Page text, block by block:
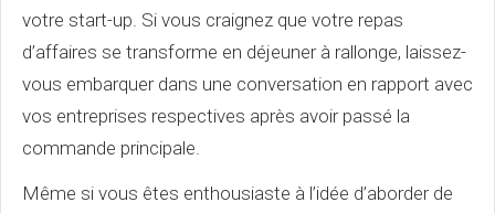
votre start-up. Si vous craignez que votre repas
d’affaires se transforme en déjeuner à rallonge, laissez-
vous embarquer dans une conversation en rapport avec
vos entreprises respectives après avoir passé la
commande principale.
Même si vous êtes enthousiaste à l’idée d’aborder de